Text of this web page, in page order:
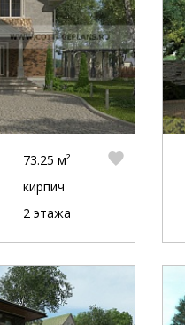
73.25 м²
кирпич
2 этажа